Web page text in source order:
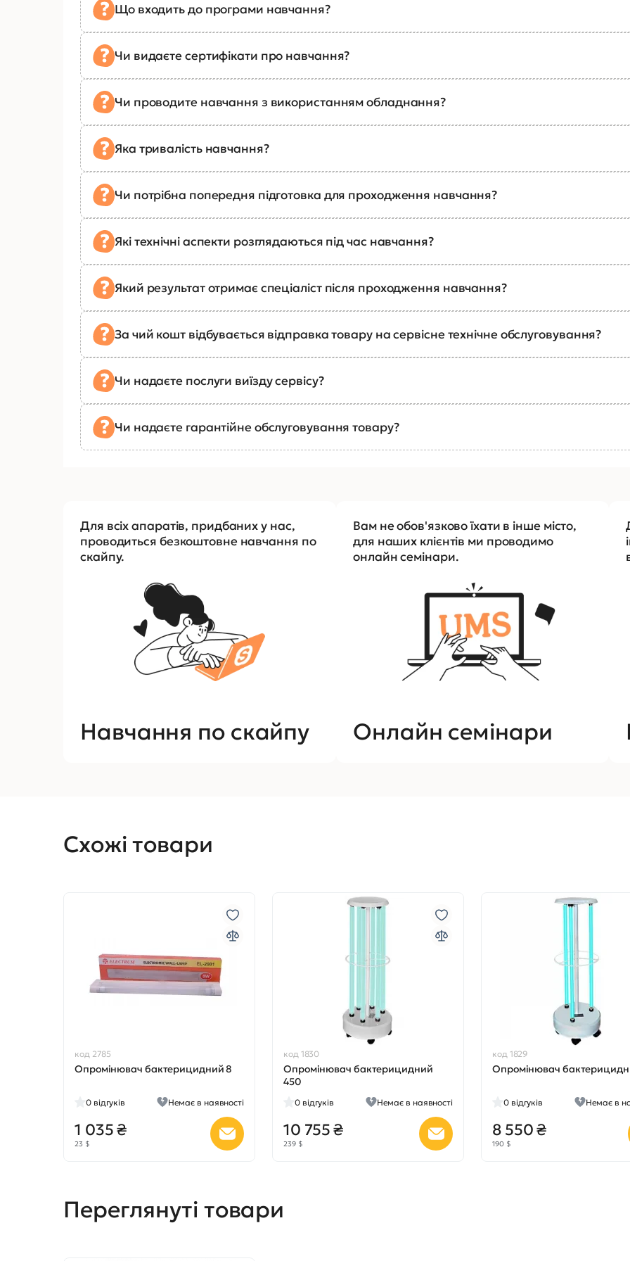
Що входить до програми навчання?
Чи видаєте сертифікати про навчання?
Чи проводите навчання з використанням обладнання?
Яка тривалість навчання?
Чи потрібна попередня підготовка для проходження навчання?
Які технічні аспекти розглядаються під час навчання?
Який результат отримає спеціаліст після проходження навчання?
За чий кошт відбувається відправка товару на сервісне технічне обслуговування?
Чи надаєте послуги виїзду сервісу?
Чи надаєте гарантійне обслуговування товару?
Для всіх апаратів, придбаних у нас,
проводиться безкоштовне навчання по
скайпу.
Навчання по скайпу
Вам не обов'язково їхати в інше місто,
для наших клієнтів ми проводимо
онлайн семінари.
Онлайн семінари
Схожі товари
код 2785
Опромінювач бактерицидний 8
0 відгуків Немає в наявності
1 035 ₴
23 $
код 1830
Опромінювач бактерицидний
450
0 відгуків Немає в наявності
10 755 ₴
239 $
код 1829
Опромінювач
0 відгуків Немає в
8 550 ₴
190 $
Переглянуті товари